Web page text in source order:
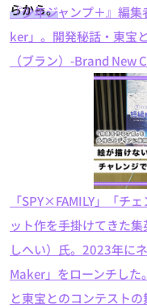
らから。
『少年ジャンプ＋』編
ker」。開発秘話・東宝
（ブラン）-Brand New
「SPY×FAMILY」「チ
ット作を手掛けてきた
しへい）氏。2023年に
Maker」をローンチし
と東宝とのコンテスト